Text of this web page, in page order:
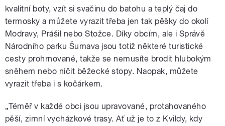
kvalitní boty, vzít si svačinu do batohu a teplý čaj do
termosky a můžete vyrazit třeba jen tak pěšky do okolí
Modravy, Prášil nebo Stožce. Díky obcím, ale i Správě
Národního parku Šumava jsou totiž některé turistické
cesty prohrnované, takže se nemusíte brodit hlubokým
sněhem nebo ničit běžecké stopy. Naopak, můžete
vyrazit třeba i s kočárkem.
„Téměř v každé obci jsou upravované, protahovaného
pěší, zimní vycházkové trasy. Ať už je to z Kvildy, kdy